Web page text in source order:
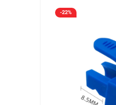
-22%